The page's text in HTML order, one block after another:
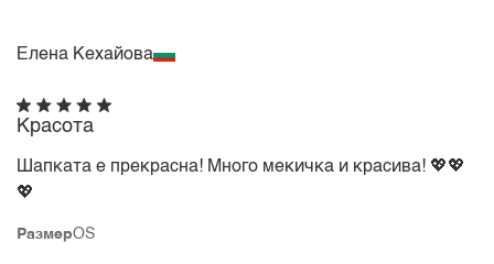
Елена Кехайова
РазмерOS
Красота
Шапката е прекрасна! Много мекичка и красива! 💖💖
💖